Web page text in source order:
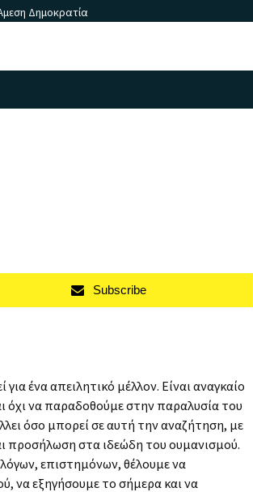
Δημοκρατία
Subscribe
ένα απειλητικό μέλλον. Είναι αναγκαίο
όχι να παραδοθούμε στην παραλυσία του
όσο μπορεί σε αυτή την αναζήτηση, με
προσήλωση στα ιδεώδη του ουμανισμού.
επιστημόνων, θέλουμε να
να εξηγήσουμε το σήμερα και να